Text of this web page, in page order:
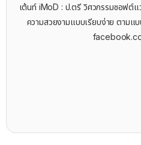
เต้นท์ iMoD : ป.ตรี วิศวกรรมซอฟต์
ความสวยงามแบบเรียบง่าย ตาม